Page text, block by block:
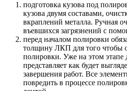
подготовка кузова под
кузова двумя составами,
вкраплений металла. Ручная
въевшихся загрязнений с
перед началом полировки
толщину ЛКП для того чтобы
полировки. Уже на этом этапе
представляет как будет
завершения работ. Все
повредить в процессе